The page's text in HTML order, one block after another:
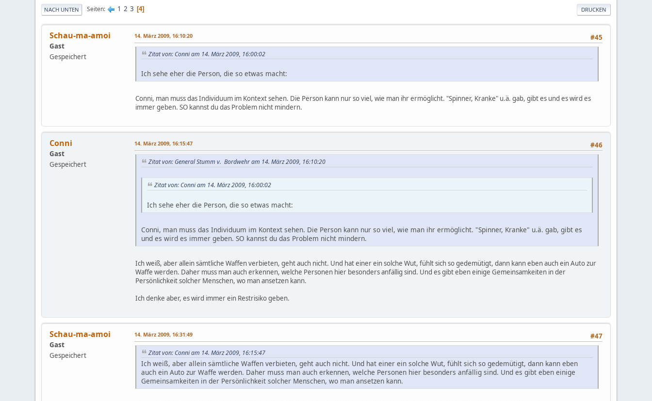
DRUCKEN
NACH UNTEN Seiten 1 2 3 4
Schau-ma-amoi
Gast
Gespeichert
#45
14. März 2009, 16:10:20
Zitat von: Conni am 14. März 2009, 16:00:02
Ich sehe eher die Person, die so etwas macht:
Conni, man muss das Individuum im Kontext sehen. Die Person kann nur so viel, wie man ihr ermöglicht. "Spinner, Kranke" u.ä. gab, gibt es und es wird es
immer geben. SO kannst du das Problem nicht mindern.
Conni
Gast
Gespeichert
#46
14. März 2009, 16:15:47
Zitat von: General Stumm v. Bordwehr am 14. März 2009, 16:10:20
Zitat von: Conni am 14. März 2009, 16:00:02
Ich sehe eher die Person, die so etwas macht:
Conni, man muss das Individuum im Kontext sehen. Die Person kann nur so viel, wie man ihr ermöglicht. "Spinner, Kranke" u.ä. gab, gibt es
und es wird es immer geben. SO kannst du das Problem nicht mindern.
Ich weiß, aber allein sämtliche Waffen verbieten, geht auch nicht. Und hat einer ein solche Wut, fühlt sich so gedemütigt, dann kann eben auch ein Auto zur
Waffe werden. Daher muss man auch erkennen, welche Personen hier besonders anfällig sind. Und es gibt eben einige Gemeinsamkeiten in der
Persönlichkeit solcher Menschen, wo man ansetzen kann.
Ich denke aber, es wird immer ein Restrisiko geben.
Schau-ma-amoi
Gast
Gespeichert
#47
14. März 2009, 16:31:49
Zitat von: Conni am 14. März 2009, 16:15:47
Ich weiß, aber allein sämtliche Waffen verbieten, geht auch nicht. Und hat einer ein solche Wut, fühlt sich so gedemütigt, dann kann eben
auch ein Auto zur Waffe werden. Daher muss man auch erkennen, welche Personen hier besonders anfällig sind. Und es gibt eben einige
Gemeinsamkeiten in der Persönlichkeit solcher Menschen, wo man ansetzen kann.